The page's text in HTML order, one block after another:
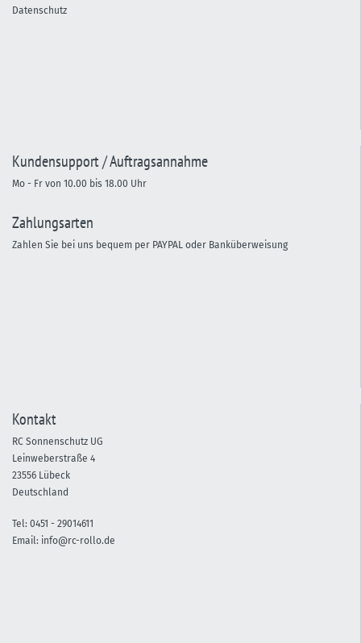
Datenschutz
Kundensupport / Auftragsannahme
Mo - Fr von 10.00 bis 18.00 Uhr
Zahlungsarten
Zahlen Sie bei uns bequem per PAYPAL oder Banküberweisung
Kontakt
RC Sonnenschutz UG
Leinweberstraße 4
23556 Lübeck
Deutschland
Tel: 0451 - 29014611
Email: info@rc-rollo.de